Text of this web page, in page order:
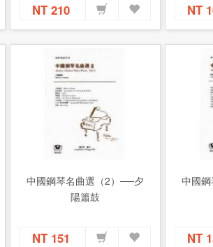
NT 210 NT
中國鋼琴名曲選（2）──夕
陽簫鼓
NT 151
中國
NT